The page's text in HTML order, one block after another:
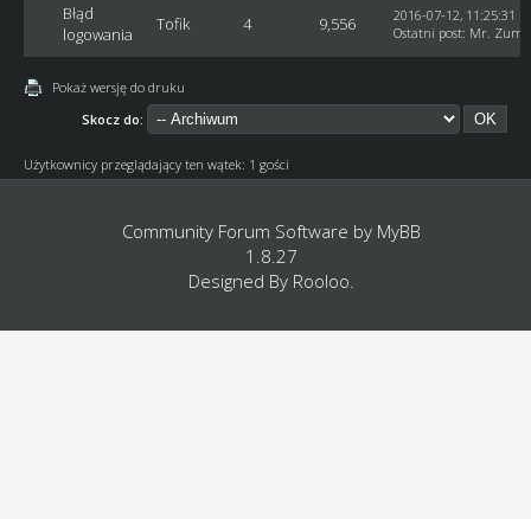
Błąd
logowania
Tofik 4 9,556
2016-07-12, 11:25:31
Ostatni post: Mr. Zuma
Pokaż wersję do druku
Skocz do:
Użytkownicy przeglądający ten wątek: 1 gości
Community Forum Software by MyBB
1.8.27
Designed By Rooloo